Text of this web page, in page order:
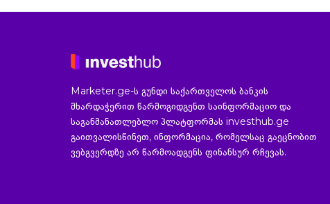
Marketer.ge-ს გუნდი საქართველოს ბანკის
მხარდაჭერით წარმოგიდგენთ საინფორმაციო და
საგანმანათლებლო პლატფორმას investhub.ge
გაითვალისწინეთ, ინფორმაცია, რომელსაც გაეცნობით
ვებგვერდზე არ წარმოადგენს ფინანსურ რჩევას.